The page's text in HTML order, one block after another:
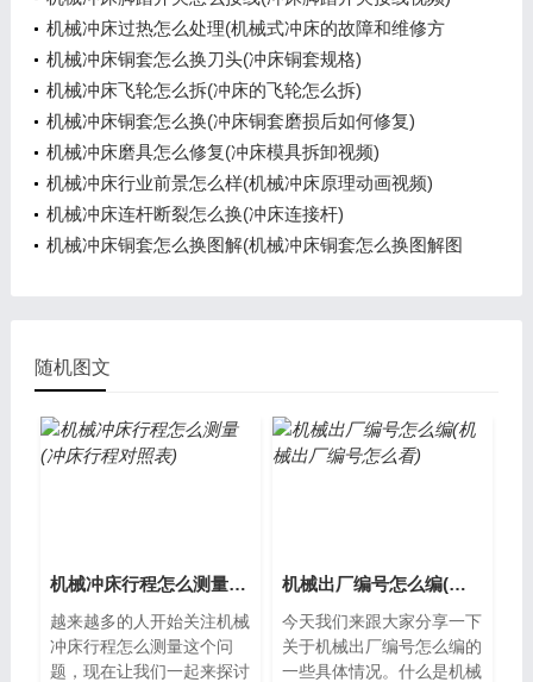
机械冲床过热怎么处理(机械式冲床的故障和维修方
法)
机械冲床铜套怎么换刀头(冲床铜套规格)
机械冲床飞轮怎么拆(冲床的飞轮怎么拆)
机械冲床铜套怎么换(冲床铜套磨损后如何修复)
机械冲床磨具怎么修复(冲床模具拆卸视频)
机械冲床行业前景怎么样(机械冲床原理动画视频)
机械冲床连杆断裂怎么换(冲床连接杆)
机械冲床铜套怎么换图解(机械冲床铜套怎么换图解图
随机图文
机械冲床行程怎么测量(冲床行程对照表)
越来越多的人开始关注机械
冲床行程怎么测量这个问
题，现在让我们一起来探讨
机械出厂编号怎么编(机械出厂编号怎么看)
今天我们来跟大家分享一下
关于机械出厂编号怎么编的
一些具体情况。什么是机械